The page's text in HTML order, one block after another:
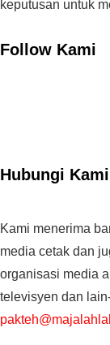
keputusan untuk
Follow Kami
Hubungi Kami
Kami menerima
media cetak dan
organisasi media
televisyen dan